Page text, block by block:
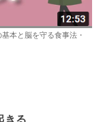
本と脳を守る食事法・
きる